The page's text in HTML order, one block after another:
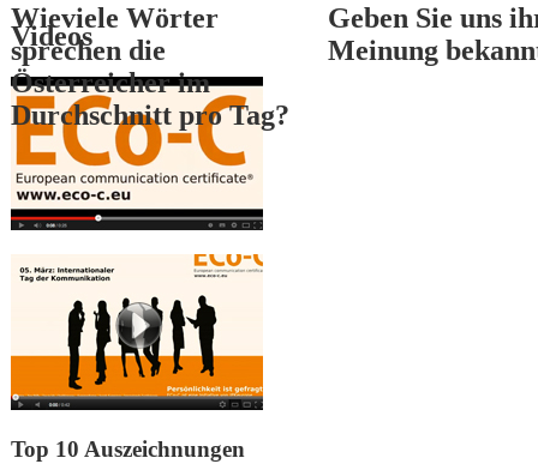
Wieviele Wörter
sprechen die
Österreicher im
Durchschnitt pro Tag?
Geben Sie uns
Meinung
3
Videos
Top 10 Auszeichnungen